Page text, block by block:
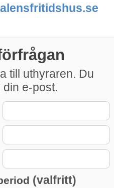
till uthyraren. Du
din e-post.
(valfritt)